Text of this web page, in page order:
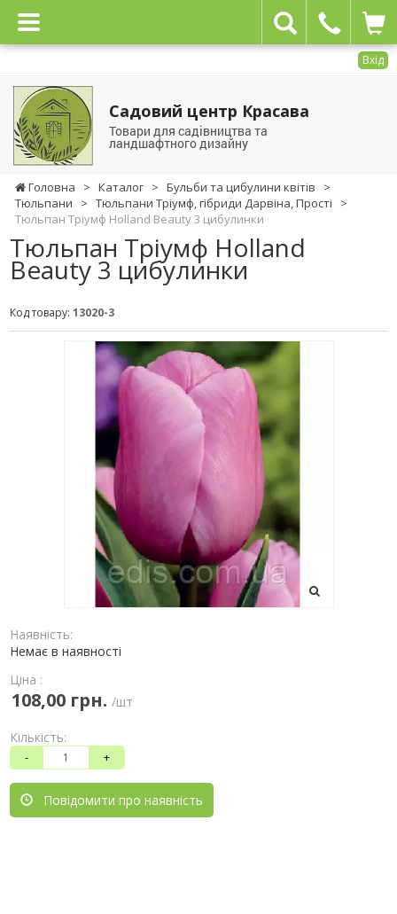
Вхід
Садовий центр Красава
Товари для садівництва та
ландшафтного дизайну
Головна > Каталог > Бульби та цибулини квітів
>
Тюльпани
> Тюльпани Тріумф, гібриди Дарвіна, Прості
>
Тюльпан Тріумф Holland Beauty 3 цибулинки
Тюльпан Тріумф Holland
Beauty 3 цибулинки
Код товару: 13020-3
Наявність:
Немає в наявності
Ціна :
108,00 грн. /шт
Кількість:
- +
Повідомити про наявність